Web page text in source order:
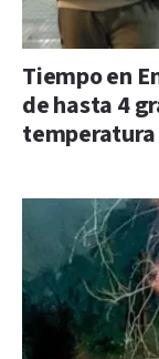
Tiempo en
de hasta 4
temperatura